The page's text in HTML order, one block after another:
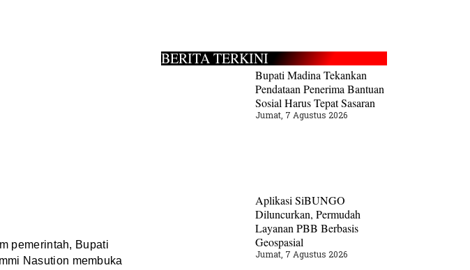
pemerintah, Bupati
Nasution membuka
BERITA TERKINI
Bupati Madina Tekankan
Pendataan Penerima Bantuan
Sosial Harus Tepat Sasaran
Jumat, 7 Agustus 2026
Aplikasi SiBUNGO
Diluncurkan, Permudah
Layanan PBB Berbasis
Geospasial
Jumat, 7 Agustus 2026